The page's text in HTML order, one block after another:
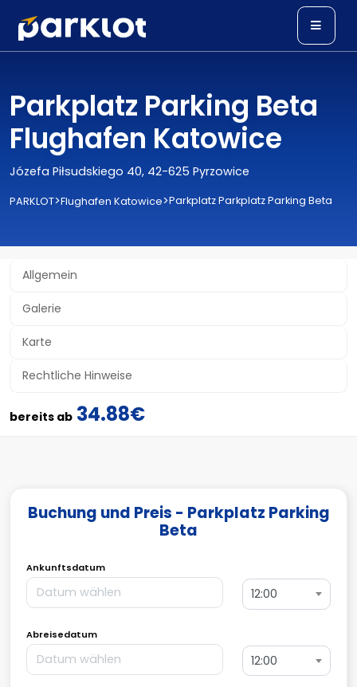
Parkplatz Parking Beta
Flughafen Katowice
Józefa Piłsudskiego 40, 42-625 Pyrzowice
PARKLOT>Flughafen Katowice>Parkplatz Parkplatz Parking Beta
Allgemein
Galerie
Karte
Rechtliche Hinweise
bereits ab 34.88€
Buchung und Preis - Parkplatz Parking
Beta
Ankunftsdatum
12:00
Abreisedatum
12:00